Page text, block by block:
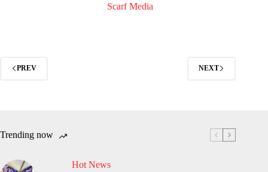
Scarf Media
PREV NEXT
Trending now
Hot News